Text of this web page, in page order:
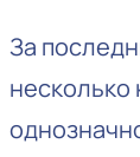
За
несколько